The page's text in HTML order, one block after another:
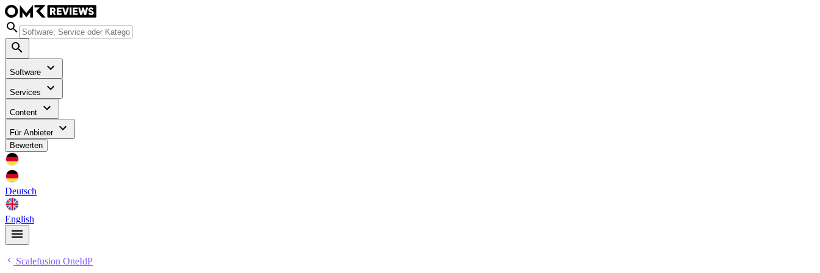
Software
Services
Content
Für Anbieter
Bewerten
Deutsch
English
Scalefusion OneIdP